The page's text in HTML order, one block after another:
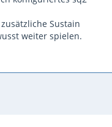
Sustain
weiter spielen.